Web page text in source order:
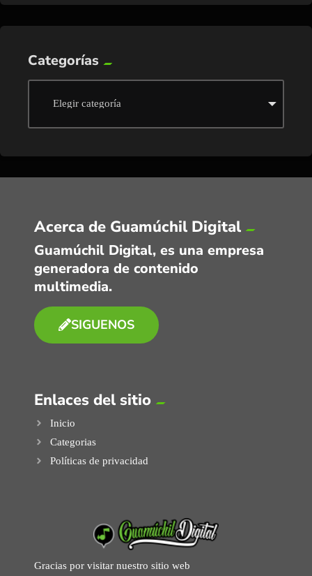
Categorías
Acerca de Guamúchil Digital
Guamúchil Digital, es una empresa
generadora de contenido
multimedia.
SIGUENOS
Enlaces del sitio
Inicio
Categorias
Políticas de privacidad
Gracias por visitar nuestro sitio web